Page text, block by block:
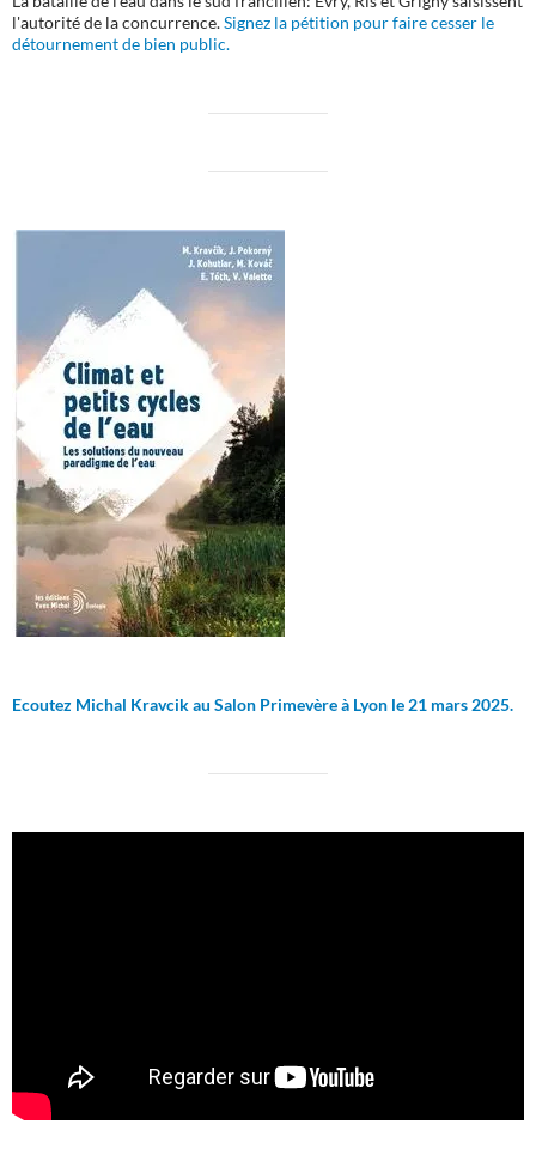
l'autorité de la concurrence.Signez la pétition pour faire cesser le
détournement de bien public.
Ecoutez Michal Kravcik au Salon Primevère à Lyon le 21 mars 2025.